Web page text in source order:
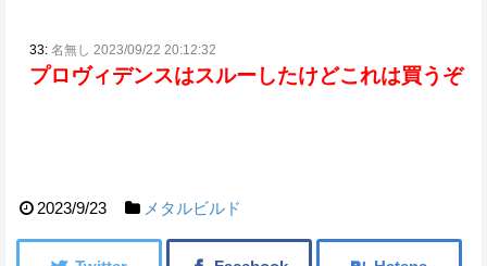
33: 名無し 2023/09/22 20:12:32
プロヴィデンスはスルーしたけどこれは買うぞ
2023/9/23 メタルビルド